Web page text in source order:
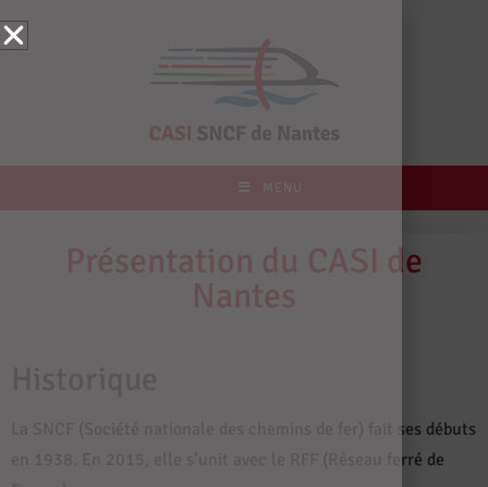
MENU
Présentation du CASI de
Nantes​
La SNCF (Société nationale des chemins de fer) fait ses débuts
en 1938. En 2015, elle s’unit avec le RFF (Réseau ferré de